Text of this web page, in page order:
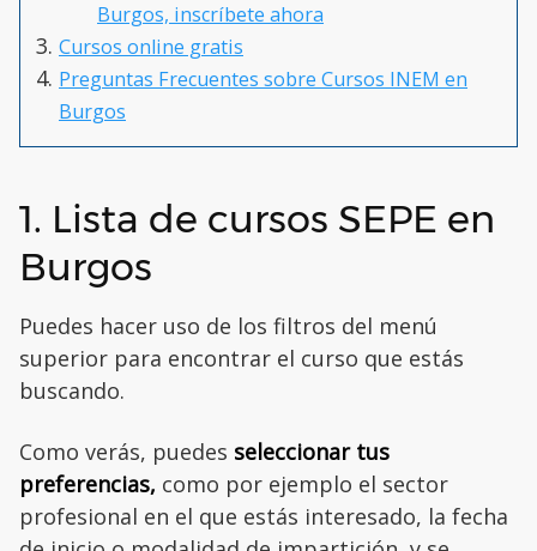
Burgos, inscríbete ahora
Cursos online gratis
Preguntas Frecuentes sobre Cursos INEM en
Burgos
1. Lista de cursos SEPE en
Burgos
Puedes hacer uso de los filtros del menú
superior para encontrar el curso que estás
buscando.
Como verás, puedes seleccionar tus
preferencias, como por ejemplo el sector
profesional en el que estás interesado, la fecha